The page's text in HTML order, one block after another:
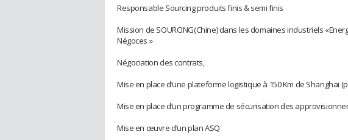
Responsable Sourcing produits finis & semi finis
Mission de SOURCING(Chine) dans les domaines industriels
Négoces »
Négociation des contrats,
Mise en place d’une plateforme logistique à 150 Km de Shanghai
Mise en place d’un programme de sécurisation des
Mise en œuvre d’un plan ASQ